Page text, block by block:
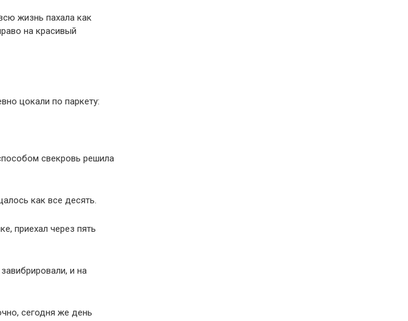
жизнь пахала как
на красивый
цокали по паркету:
свекровь решила
как все десять.
приехал через пять
и на
сегодня же день